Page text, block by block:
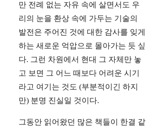
만 전례 없는 자유 속에 살면서도 우
리의 눈을 환상 속에 가두는 기술의
발전은 주어진 것에 대한 감사를 잊게
하는 새로운 억압으로 몰아가는 듯 싶
다. 그런 차원에서 현대 그 자체만 놓
고 보면 그 어느 때보다 어려운 시기
라고 여기는 것도 (부분적이긴 하지
만) 분명 진실일 것이다.
그동안 읽어왔던 많은 책들이 한결 같